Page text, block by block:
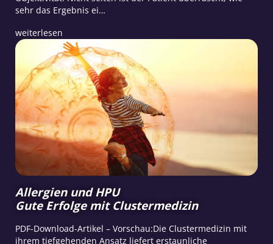
sehr das Ergebnis ei…
weiterlesen
Allergien und HPU
Gute Erfolge mit Clustermedizin
PDF-Download-Artikel – Vorschau:Die Clustermedizin mit
ihrem tiefgehenden Ansatz liefert erstaunliche